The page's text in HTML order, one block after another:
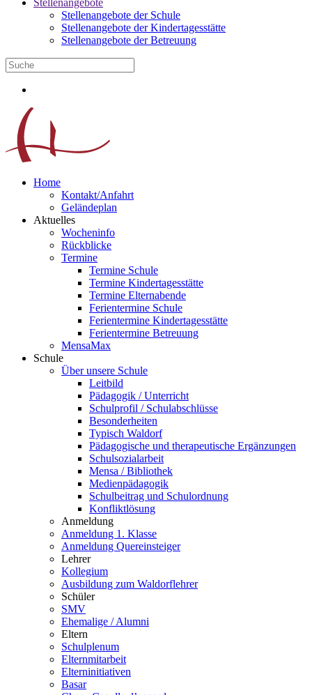
Stellenangebote
Stellenangebote der Schule
Stellenangebote der Kindertagesstätte
Stellenangebote der Betreuung
Home
Kontakt/Anfahrt
Geländeplan
Aktuelles
Wocheninfo
Rückblicke
Termine
Termine Schule
Termine Kindertagesstätte
Termine Elternabende
Ferientermine Schule
Ferientermine Kindertagesstätte
Ferientermine Betreuung
MensaMax
Schule
Über unsere Schule
Leitbild
Pädagogik / Unterricht
Schulprofil / Schulabschlüsse
Besonderheiten
Typisch Waldorf
Pädagogische und therapeutische Ergänzungen
Schulsozialarbeit
Mensa / Bibliothek
Medienpädagogik
Schulbeitrag und Schulordnung
Konfliktlösung
Anmeldung
Anmeldung 1. Klasse
Anmeldung Quereinsteiger
Lehrer
Kollegium
Ausbildung zum Waldorflehrer
Schüler
SMV
Ehemalige / Alumni
Eltern
Schulplenum
Elternmitarbeit
Elterninitiativen
Basar